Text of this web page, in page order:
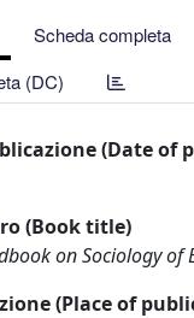
Scheda completa
(DC)
(Date of
(Book title)
on Sociology of
(Place of